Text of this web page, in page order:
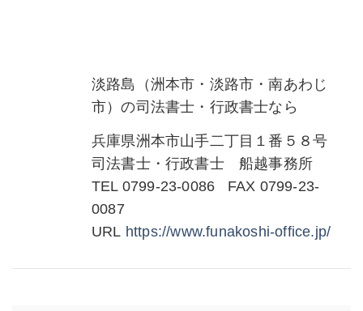
淡路島（洲本市・淡路市・南あわじ
市）の司法書士・行政書士なら
兵庫県洲本市山手二丁目１番５８号
司法書士・行政書士 船越事務所
TEL 0799-23-0086 FAX 0799-23-
0087
URL https://www.funakoshi-office.jp/